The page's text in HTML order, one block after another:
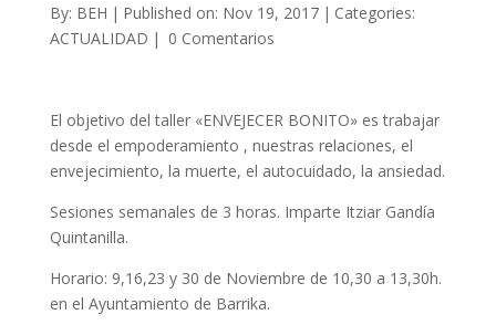
By: BEH | Published on: Nov 19, 2017 | Categories:
ACTUALIDAD | 0 Comentarios
El objetivo del taller «ENVEJECER BONITO» es trabajar
desde el empoderamiento , nuestras relaciones, el
envejecimiento, la muerte, el autocuidado, la ansiedad.
Sesiones semanales de 3 horas. Imparte Itziar Gandía
Quintanilla.
Horario: 9,16,23 y 30 de Noviembre de 10,30 a 13,30h.
en el Ayuntamiento de Barrika.